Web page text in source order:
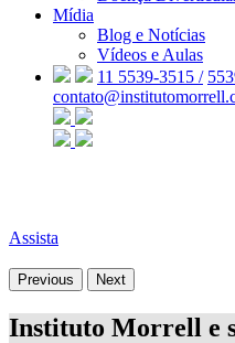
Mídia
Blog e Notícias
Vídeos e Aulas
11 5539-3515 /
Assista
Previous Next
Instituto Morrell e